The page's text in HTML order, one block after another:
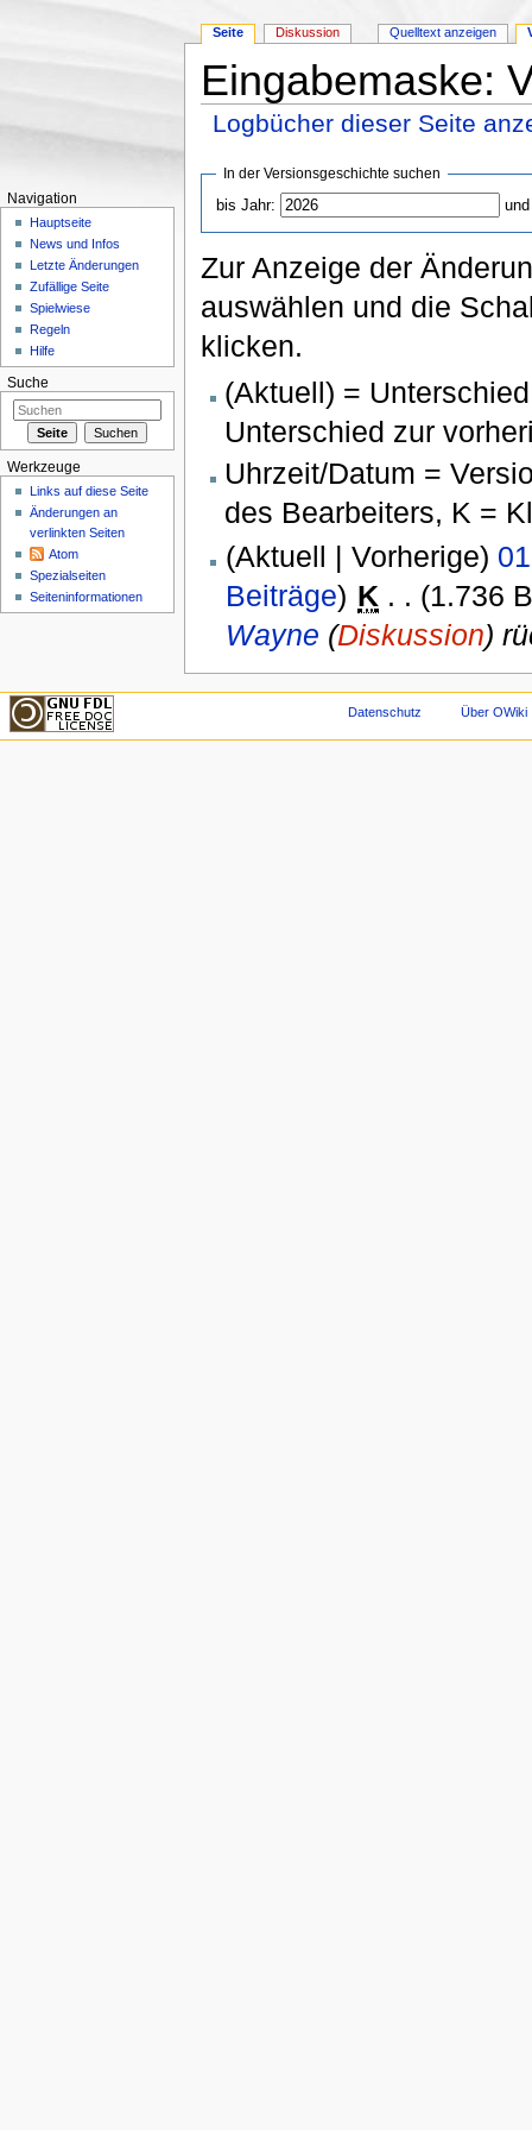
Eingabemaske:
Logbücher dieser Seite
In der Versionsgeschichte suchen
bis Jahr:
Zur Anzeige der
auswählen und die
klicken.
(Aktuell) =
Unterschied zur
Uhrzeit/Datum =
des Bearbeiters, K =
(Aktuell | Vorherige)
Beiträge) K . . (1.736
Wayne (Diskussion)
Seite Diskussion Quelltext anzeigen
Navigation
Hauptseite
News und Infos
Letzte Änderungen
Zufällige Seite
Spielwiese
Regeln
Hilfe
Suche
Werkzeuge
Links auf diese Seite
Änderungen an
verlinkten Seiten
Atom
Spezialseiten
Seiteninformationen
Datenschutz Über OWiki